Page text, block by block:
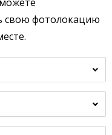
свою фотолокацию